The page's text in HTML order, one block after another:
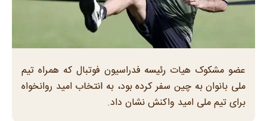
عضو مشکوک هیات رئیسه فدراسیون فوتبال که همراه تیم
ملی بانوان به چین سفر کرده بود، به انتخاب امید روانخواه
برای تیم ملی امید واکنش نشان داد.